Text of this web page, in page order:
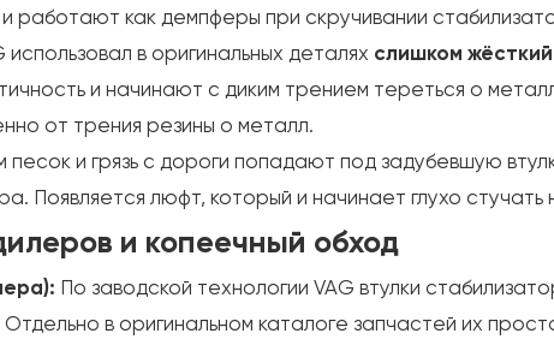
работают как демпферы при скручивании
использовал в оригинальных деталях слишком
и начинают с диким трением тереться о
от трения резины о металл.
и грязь с дороги попадают под задубевшую
Появляется люфт, который и начинает глухо стучать
и копеечный обход
По заводской технологии VAG втулки
Отдельно в оригинальном каталоге запчастей их